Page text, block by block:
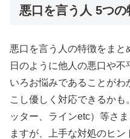
悪口を言う人 5つの
悪口を言う人の特徴をま
日のように他人の悪口や
いろお悩みであることが
こし優しく対応できるか
ッター、ラインetc）等さ
ますが、上手な対処のヒン